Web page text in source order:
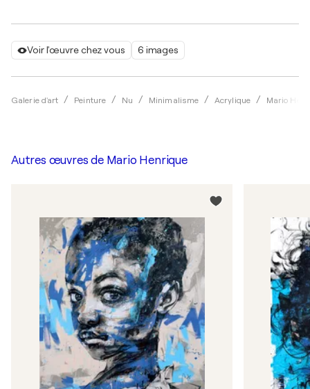
Voir l'œuvre chez vous 6 images
Galerie d'art Peinture Nu Minimalisme Acrylique Mario
Autres œuvres de Mario Henrique